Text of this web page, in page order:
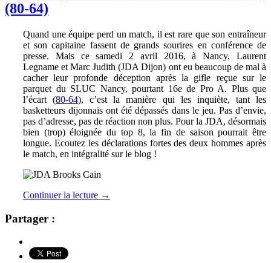
(80-64)
Quand une équipe perd un match, il est rare que son entraîneur
et son capitaine fassent de grands sourires en conférence de
presse. Mais ce samedi 2 avril 2016, à Nancy, Laurent
Legname et Marc Judith (JDA Dijon) ont eu beaucoup de mal à
cacher leur profonde déception après la gifle reçue sur le
parquet du SLUC Nancy, pourtant 16e de Pro A. Plus que
l’écart (80-64), c’est la manière qui les inquiète, tant les
basketteurs dijonnais ont été dépassés dans le jeu. Pas d’envie,
pas d’adresse, pas de réaction non plus. Pour la JDA, désormais
bien (trop) éloignée du top 8, la fin de saison pourrait être
longue. Ecoutez les déclarations fortes des deux hommes après
le match, en intégralité sur le blog !
Continuer la lecture →
Partager :